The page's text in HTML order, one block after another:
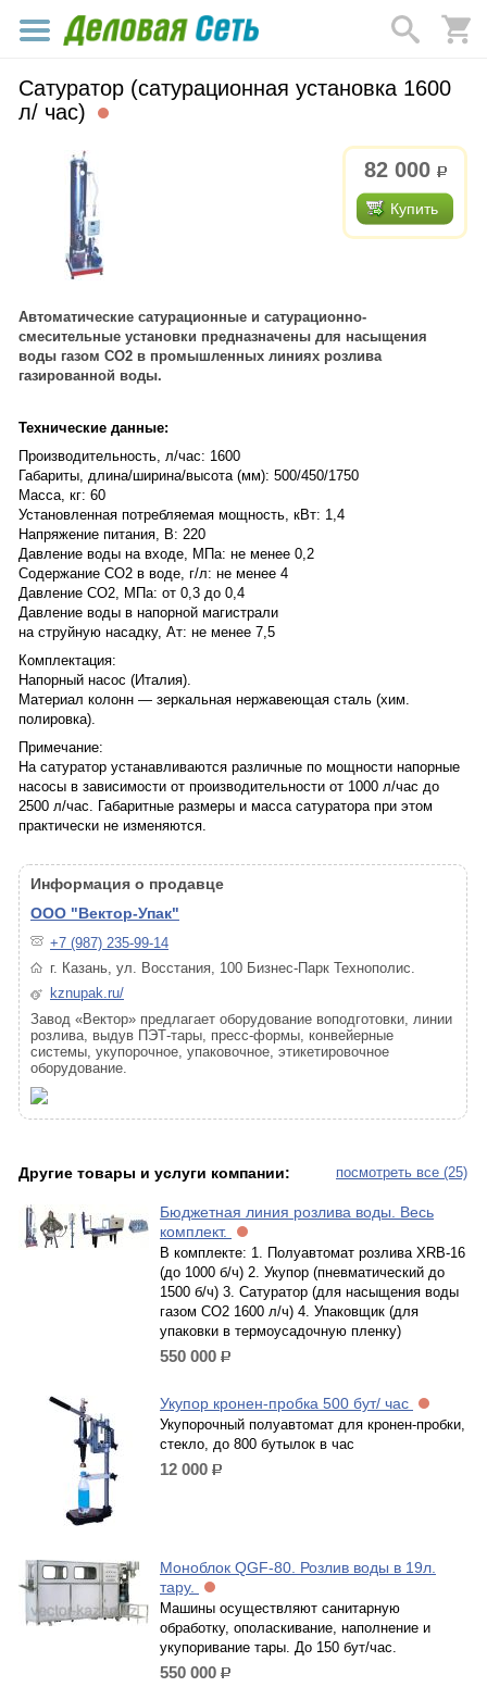
Сатуратор (сатурационная установка 1600
л/ час)
82 000 р.
Купить
Автоматические сатурационные и сатурационно-
смесительные установки предназначены для насыщения
воды газом СО2 в промышленных линиях розлива
газированной воды.
Технические данные:
Производительность, л/час: 1600
Габариты, длина/ширина/высота (мм): 500/450/1750
Масса, кг: 60
Установленная потребляемая мощность, кВт: 1,4
Напряжение питания, В: 220
Давление воды на входе, МПа: не менее 0,2
Содержание СО2 в воде, г/л: не менее 4
Давление СО2, МПа: от 0,3 до 0,4
Давление воды в напорной магистрали
на струйную насадку, Ат: не менее 7,5
Комплектация:
Напорный насос (Италия).
Материал колонн — зеркальная нержавеющая сталь (хим.
полировка).
Примечание:
На сатуратор устанавливаются различные по мощности напорные
насосы в зависимости от производительности от 1000 л/час до
2500 л/час. Габаритные размеры и масса сатуратора при этом
практически не изменяются.
Информация о продавце
ООО "Вектор-Упак"
+7 (987) 235-99-14
г. Казань, ул. Восстания, 100 Бизнес-Парк Технополис.
kznupak.ru/
Завод «Вектор» предлагает оборудование воподготовки, линии
розлива, выдув ПЭТ-тары, пресс-формы, конвейерные
системы, укупорочное, упаковочное, этикетировочное
оборудование.
посмотреть все (25)
Другие товары и услуги компании:
Бюджетная линия розлива воды. Весь
комплект.
В комплекте: 1. Полуавтомат розлива XRB-16
(до 1000 б/ч) 2. Укупор (пневматический до
1500 б/ч) 3. Сатуратор (для насыщения воды
газом СО2 1600 л/ч) 4. Упаковщик (для
упаковки в термоусадочную пленку)
550 000 р.
Укупор кронен-пробка 500 бут/ час
Укупорочный полуавтомат для кронен-пробки,
стекло, до 800 бутылок в час
12 000 р.
Моноблок QGF-80. Розлив воды в 19л.
тару.
Машины осуществляют санитарную
обработку, ополаскивание, наполнение и
укупоривание тары. До 150 бут/час.
550 000 р.